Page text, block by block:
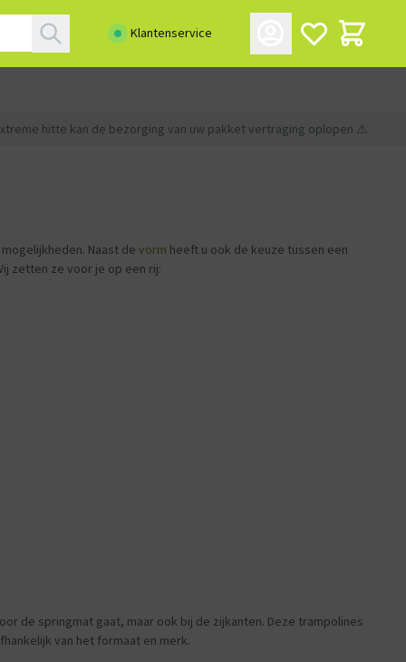
Klantenservice
hitte kan de bezorging van uw pakket vertraging oplopen ⚠️
Naast devorm heeft u ook de keuze tussen een
zetten ze voor je op een rij:
de springmat gaat, maar ook bij de zijkanten. Deze trampolines
van het formaat en merk.